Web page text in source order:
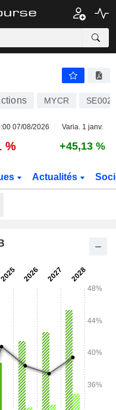
MYCR
07/08/2026 Varia. 1 janv.
% +45,13 %
Actualités